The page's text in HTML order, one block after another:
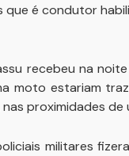
que é condutor
recebeu na
moto estariam
proximidades de
militares